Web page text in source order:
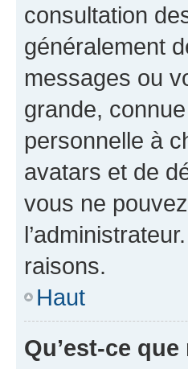
consultation
généralement
messages ou
grande,
personnelle à
avatars et de
vous ne
raisons.
Haut
Qu’est-ce